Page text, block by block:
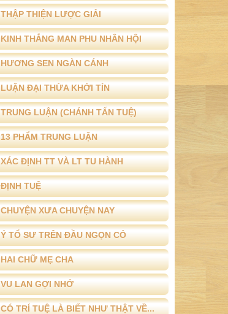
THẬP THIỆN LƯỢC GIẢI
KINH THẮNG MAN PHU NHÂN HỘI
HƯƠNG SEN NGÀN CÁNH
LUẬN ĐẠI THỪA KHỞI TÍN
TRUNG LUẬN (CHÁNH TẤN TUỆ)
13 PHẨM TRUNG LUẬN
XÁC ĐỊNH TT VÀ LT TU HÀNH
ĐỊNH TUỆ
CHUYỆN XƯA CHUYỆN NAY
Ý TỔ SƯ TRÊN ĐẦU NGỌN CỎ
HAI CHỮ MẸ CHA
VU LAN GỢI NHỚ
CÓ TRÍ TUỆ LÀ BIẾT NHƯ THẬT VỀ...